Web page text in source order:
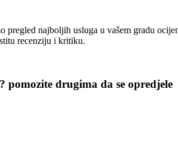
pregled najboljih usluga u vašem gradu
recenziju i kritiku.
pomozite drugima da se opredjele